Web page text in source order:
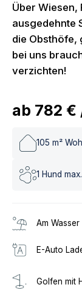
Über Wiesen,
ausgedehnte
die Obsthöfe,
bei uns
verzichten!
ab 782 €
105 m²
1 Hund max.
Am Wasser
E-Auto
Golfen mit